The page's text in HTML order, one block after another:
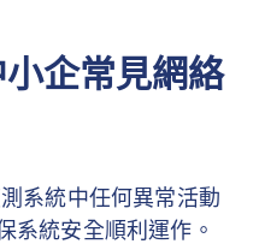
企常見網絡
系統中任何異常活動
系統安全順利運作。